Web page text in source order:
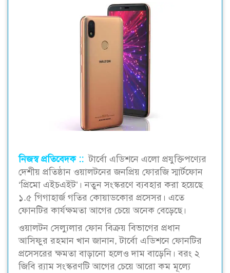
নিজস্ব প্রতিবেদক :: টার্বো এডিশনে এলো প্রযুক্তিপণ্যের
দেশীয় প্রতিষ্ঠান ওয়ালটনের জনপ্রিয় ফোরজি স্মার্টফোন
‘প্রিমো এইচএইট’। নতুন সংস্করণে ব্যবহার করা হয়েছে
১.৫ গিগাহার্জ গতির কোয়াডকোর প্রসেসর। এতে
ফোনটির কার্যক্ষমতা আগের চেয়ে অনেক বেড়েছে।
ওয়ালটন সেল্যুলার ফোন বিক্রয় বিভাগের প্রধান
আসিফুর রহমান খান জানান, টার্বো এডিশনে ফোনটির
প্রসেসরের ক্ষমতা বাড়ানো হলেও দাম বাড়েনি। বরং ২
জিবি র‌্যাম সংস্করণটি আগের চেয়ে আরো কম মূল্যে